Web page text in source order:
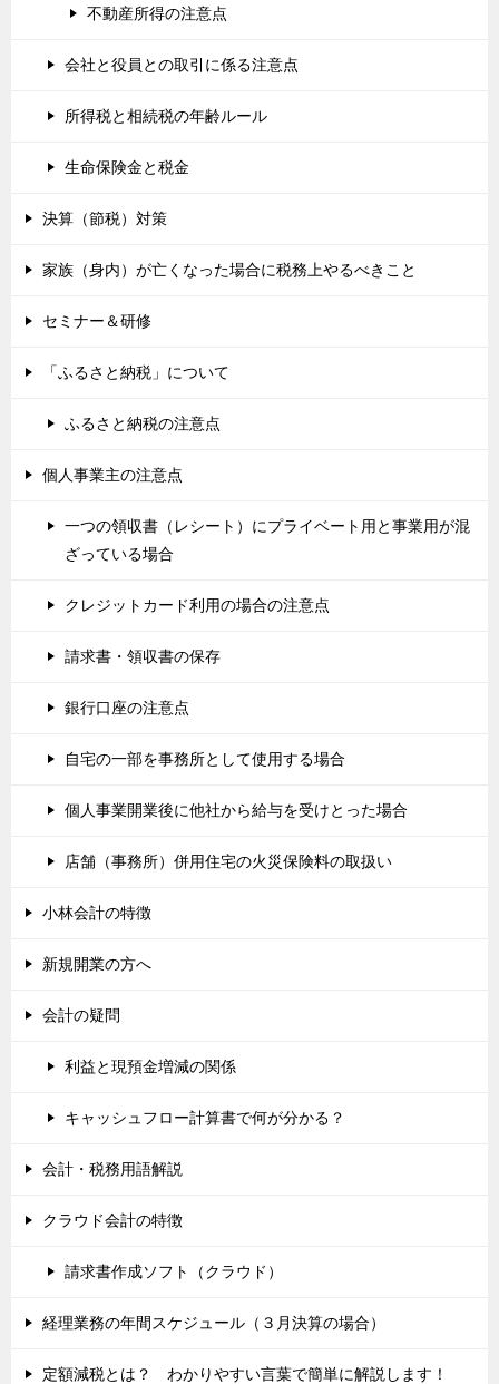
不動産所得の注意点
会社と役員との取引に係る注意点
所得税と相続税の年齢ルール
生命保険金と税金
決算（節税）対策
家族（身内）が亡くなった場合に税務上やるべきこと
セミナー＆研修
「ふるさと納税」について
ふるさと納税の注意点
個人事業主の注意点
一つの領収書（レシート）にプライベート用と事業用が混
ざっている場合
クレジットカード利用の場合の注意点
請求書・領収書の保存
銀行口座の注意点
自宅の一部を事務所として使用する場合
個人事業開業後に他社から給与を受けとった場合
店舗（事務所）併用住宅の火災保険料の取扱い
小林会計の特徴
新規開業の方へ
会計の疑問
利益と現預金増減の関係
キャッシュフロー計算書で何が分かる？
会計・税務用語解説
クラウド会計の特徴
請求書作成ソフト（クラウド）
経理業務の年間スケジュール（３月決算の場合）
定額減税とは？ わかりやすい言葉で簡単に解説します！